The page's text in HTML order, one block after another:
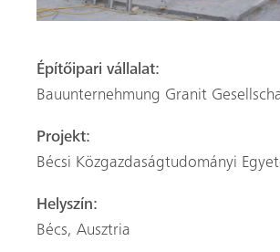
Építőipari vállalat:
Bauunternehmung Granit
Projekt:
Bécsi Közgazdaságtudományi
Helyszín:
Bécs, Ausztria